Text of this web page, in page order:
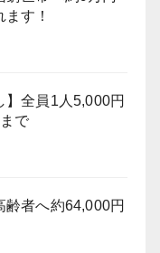
す！
】全員1人5,000円
で
齢者へ約64,000円